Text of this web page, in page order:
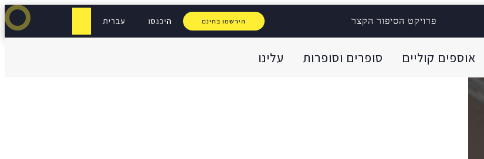
פרויקט הסיפור הקצר הירשמו בחינם היכנסו עברית
אוספים קוליים סופרים וסופרות עלינו